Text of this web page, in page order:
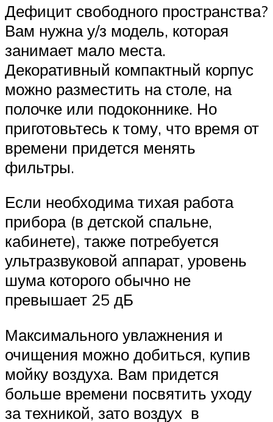
Дефицит свободного пространства?
Вам нужна у/з модель, которая
занимает мало места.
Декоративный компактный корпус
можно разместить на столе, на
полочке или подоконнике. Но
приготовьтесь к тому, что время от
времени придется менять
фильтры.
Если необходима тихая работа
прибора (в детской спальне,
кабинете), также потребуется
ультразвуковой аппарат, уровень
шума которого обычно не
превышает 25 дБ
Максимального увлажнения и
очищения можно добиться, купив
мойку воздуха. Вам придется
больше времени посвятить уходу
за техникой, зато воздух в